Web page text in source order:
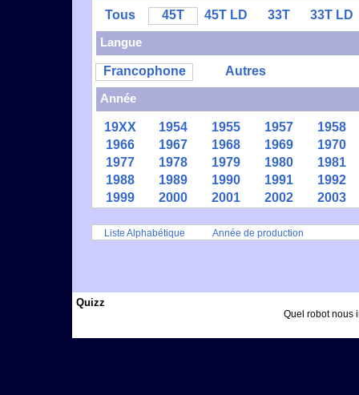
Tous 45T 45T LD 33T
33T LD
Langue
Francophone
Autres
Année
19XX 1954 1955 1957
1958
1966
1967 1968 1969
1970
1977
1978 1979 1980
1981
1988
1989 1990 1991
1992
1999
2000 2001 2002 2003
Liste Alphabétique Année de production
Quizz
Quel robot nous